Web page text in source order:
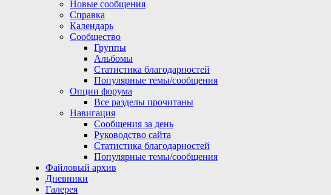
Новые сообщения
Справка
Календарь
Сообщество
Группы
Альбомы
Статистика благодарностей
Популярные темы/сообщения
Опции форума
Все разделы прочитаны
Навигация
Сообщения за день
Руководство сайта
Статистика благодарностей
Популярные темы/сообщения
Файловый архив
Дневники
Галерея